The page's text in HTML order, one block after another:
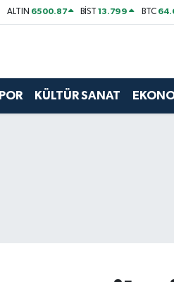
ALTIN 6500.87 BİST13.799 BTC
KÜLTÜR SANAT